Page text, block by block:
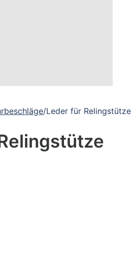
/Leder für Relingstütze